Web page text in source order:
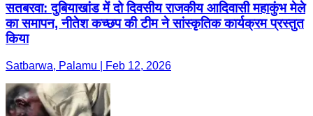
सतबरवा: दुबियाखांड में दो दिवसीय राजकीय आदिवासी महाकुंभ मेले
का समापन, नीतेश कच्छप की टीम ने सांस्कृतिक कार्यक्रम प्रस्तुत
किया
Satbarwa, Palamu | Feb 12, 2026